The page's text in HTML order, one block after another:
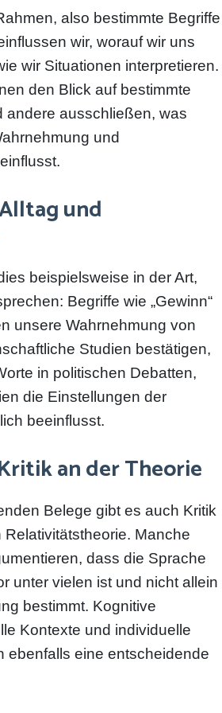
also bestimmte Begriffe
wir, worauf wir uns
wir Situationen interpretieren.
den Blick auf bestimmte
andere ausschließen, was
und
und
beispielsweise in der Art,
Begriffe wie „Gewinn“
unsere Wahrnehmung von
Studien bestätigen,
in politischen Debatten,
die Einstellungen der
beeinflusst.
an der Theorie
Belege gibt es auch Kritik
Manche
dass die Sprache
unter vielen ist und nicht allein
bestimmt. Kognitive
Kontexte und individuelle
ebenfalls eine entscheidende